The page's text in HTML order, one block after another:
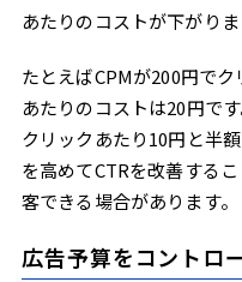
あたりのコストが下がりま
たとえばCPMが200円で
あたりのコストは20円で
クリックあたり10円と半
を高めてCTRを改善する
客できる場合があります。
広告予算をコントロ